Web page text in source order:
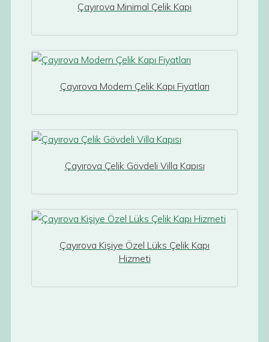
Çayırova Minimal Çelik Kapı
Çayırova Modern Çelik Kapı Fiyatları
Çayırova Çelik Gövdeli Villa Kapısı
Çayırova Kişiye Özel Lüks Çelik Kapı
Hizmeti